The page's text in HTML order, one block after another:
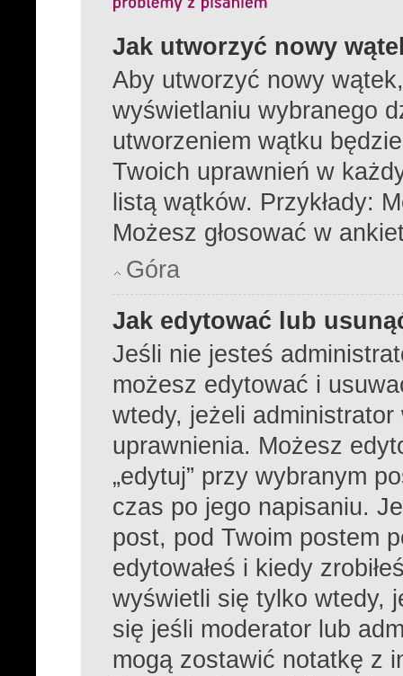
Jak utworzyć nowy
Aby utworzyć nowy
wyświetlaniu wybranego
utworzeniem wątku
Twoich uprawnień w
listą wątków. Przykłady:
Możesz głosować w
Góra
Jak edytować lub
Jeśli nie jesteś
możesz edytować i
wtedy, jeżeli administrator
uprawnienia. Możesz
„edytuj” przy wybranym
czas po jego napisaniu.
post, pod Twoim postem
edytowałeś i kiedy
wyświetli się tylko wtedy,
się jeśli moderator lub
mogą zostawić notatkę z